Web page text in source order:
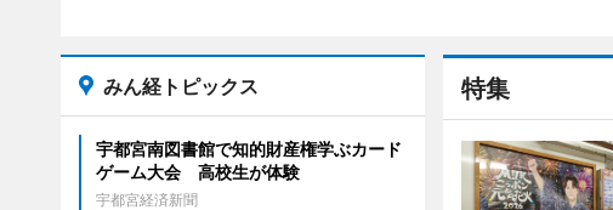
特集
みん経トピックス
宇都宮南図書館で知的財産権学ぶカード
ゲーム大会 高校生が体験
宇都宮経済新聞